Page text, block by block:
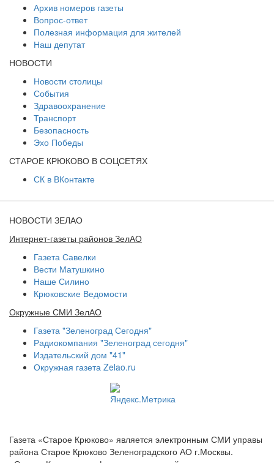
Архив номеров газеты
Вопрос-ответ
Полезная информация для жителей
Наш депутат
НОВОСТИ
Новости столицы
События
Здравоохранение
Транспорт
Безопасность
Эхо Победы
СТАРОЕ КРЮКОВО В СОЦСЕТЯХ
СК в ВКонтакте
НОВОСТИ ЗЕЛАО
Интернет-газеты районов ЗелАО
Газета Савелки
Вести Матушкино
Наше Силино
Крюковские Ведомости
Окружные СМИ ЗелАО
Газета "Зеленоград Сегодня"
Радиокомпания "Зеленоград сегодня"
Издательский дом "41"
Окружная газета Zelao.ru
Газета «Старое Крюково» является электронным СМИ управы
района Старое Крюково Зеленоградского АО г.Москвы.